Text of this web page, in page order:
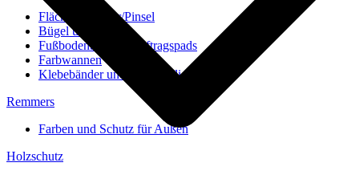
Flächenstreicher/Pinsel
Bügel und Rollen
Fußbodenbürsten/Auftragspads
Farbwannen
Klebebänder und Abdeckvlies
Remmers
Farben und Schutz für Außen
Holzschutz